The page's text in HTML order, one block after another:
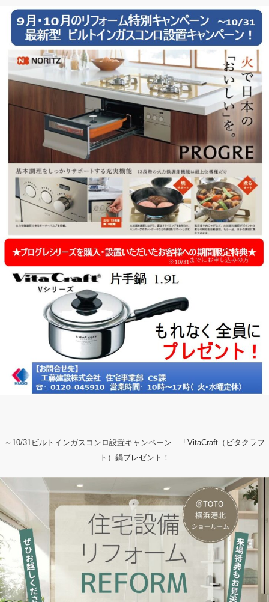
～10/31ビルトインガスコンロ設置キャンペーン 「VitaCraft（ビタクラフ
ト）鍋プレゼント！